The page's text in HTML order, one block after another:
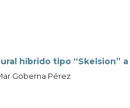
híbrido tipo “Skelsion”
Goberna Pérez